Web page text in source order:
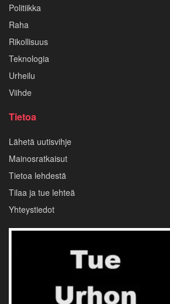
Politiikka
Raha
Rikollisuus
Teknologia
Urheilu
Viihde
Tietoa
Lähetä uutisvihje
Mainosratkaisut
Tietoa lehdestä
Tilaa ja tue lehteä
Yhteystiedot